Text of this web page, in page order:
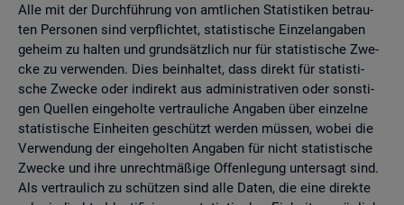
Alle mit der Durch­füh­rung von amt­li­chen Sta­tis­ti­ken be­trau­
ten Per­so­nen sind ver­pflich­tet, sta­tis­ti­sche Ein­zel­an­ga­ben
ge­heim zu hal­ten und grund­sätz­lich nur für sta­tis­ti­sche Zwe­
cke zu ver­wen­den. Dies be­inhal­tet, dass di­rekt für sta­tis­ti­
sche Zwe­cke oder in­di­rekt aus ad­mi­nis­tra­ti­ven oder sons­ti­
gen Quel­len ein­ge­hol­te ver­trau­li­che An­ga­ben über ein­zel­ne
sta­tis­ti­sche Ein­hei­ten ge­schützt wer­den müs­sen, wobei die
Ver­wen­dung der ein­ge­hol­ten An­ga­ben für nicht sta­tis­ti­sche
Zwe­cke und ihre un­recht­mä­ßi­ge Of­fen­le­gung un­ter­sagt sind.
Als ver­trau­lich zu schüt­zen sind alle Daten, die eine di­rek­te